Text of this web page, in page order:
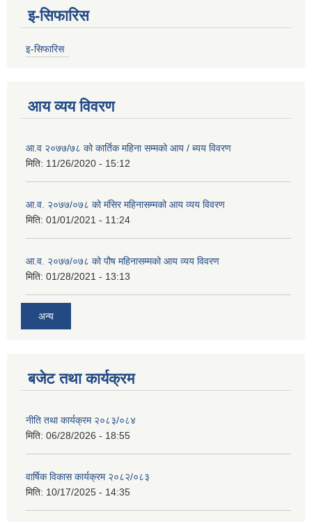
इ-सिफारिस
इ-सिफारिस
आय व्यय विवरण
आ.व २०७७/७८ को कार्तिक महिना सम्मको आय / ब्यय विवरण
मिति: 11/26/2020 - 15:12
आ.व. २०७७/०७८ को मंसिर महिनासम्मको आय व्यय विवरण
मिति: 01/01/2021 - 11:24
आ.व. २०७७/०७८ को पौष महिनासम्मको आय व्यय विवरण
मिति: 01/28/2021 - 13:13
अन्य
बजेट तथा कार्यक्रम
नीति तथा कार्यक्रम २०८३/०८४
मिति: 06/28/2026 - 18:55
वार्षिक विकास कार्यक्रम २०८२/०८३
मिति: 10/17/2025 - 14:35